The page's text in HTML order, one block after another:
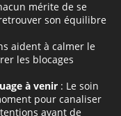
mérite de se
son équilibre
aident à calmer le
les blocages
à venir : Le soin
pour canaliser
avant de